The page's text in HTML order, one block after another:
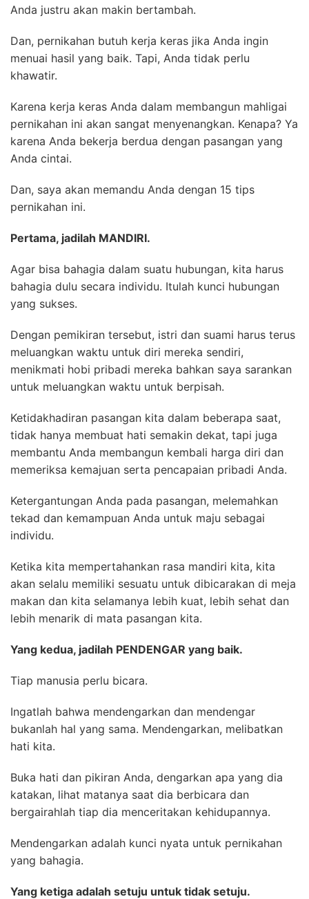
Anda justru akan makin bertambah.
Dan, pernikahan butuh kerja keras jika Anda ingin
menuai hasil yang baik. Tapi, Anda tidak perlu
khawatir.
Karena kerja keras Anda dalam membangun mahligai
pernikahan ini akan sangat menyenangkan. Kenapa? Ya
karena Anda bekerja berdua dengan pasangan yang
Anda cintai.
Dan, saya akan memandu Anda dengan 15 tips
pernikahan ini.
Pertama, jadilah MANDIRI.
Agar bisa bahagia dalam suatu hubungan, kita harus
bahagia dulu secara individu. Itulah kunci hubungan
yang sukses.
Dengan pemikiran tersebut, istri dan suami harus terus
meluangkan waktu untuk diri mereka sendiri,
menikmati hobi pribadi mereka bahkan saya sarankan
untuk meluangkan waktu untuk berpisah.
Ketidakhadiran pasangan kita dalam beberapa saat,
tidak hanya membuat hati semakin dekat, tapi juga
membantu Anda membangun kembali harga diri dan
memeriksa kemajuan serta pencapaian pribadi Anda.
Ketergantungan Anda pada pasangan, melemahkan
tekad dan kemampuan Anda untuk maju sebagai
individu.
Ketika kita mempertahankan rasa mandiri kita, kita
akan selalu memiliki sesuatu untuk dibicarakan di meja
makan dan kita selamanya lebih kuat, lebih sehat dan
lebih menarik di mata pasangan kita.
Yang kedua, jadilah PENDENGAR yang baik.
Tiap manusia perlu bicara.
Ingatlah bahwa mendengarkan dan mendengar
bukanlah hal yang sama. Mendengarkan, melibatkan
hati kita.
Buka hati dan pikiran Anda, dengarkan apa yang dia
katakan, lihat matanya saat dia berbicara dan
bergairahlah tiap dia menceritakan kehidupannya.
Mendengarkan adalah kunci nyata untuk pernikahan
yang bahagia.
Yang ketiga adalah setuju untuk tidak setuju.